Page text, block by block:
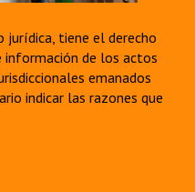
jurídica, tiene el derecho
información de los actos
emanados
indicar las razones que